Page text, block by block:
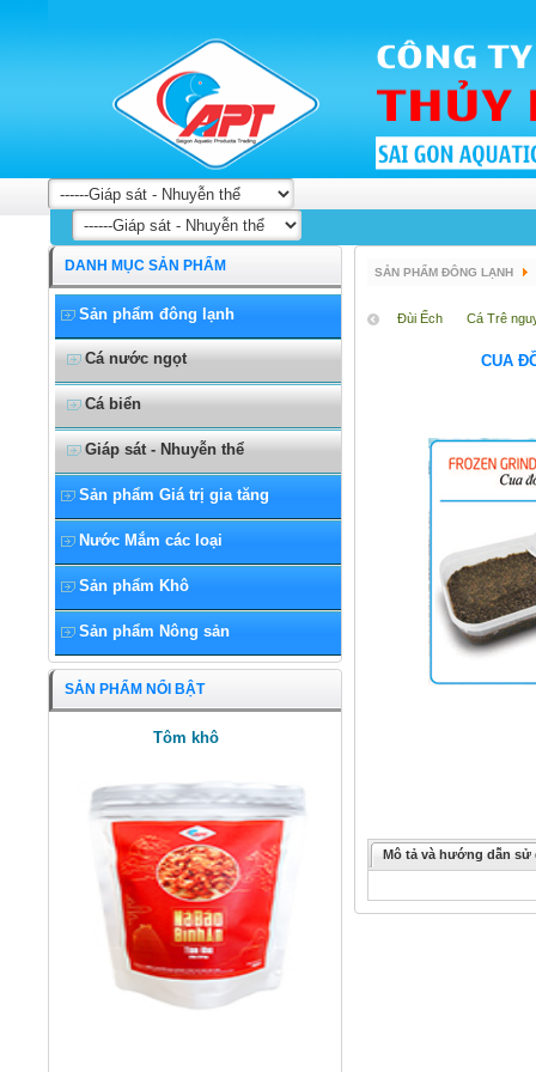
SẢN PHẨM ĐÔNG LẠNH
Đùi Ếch Cá Trê
CUA
Mô tả và hướng dẫn sử
DANH MỤC SẢN PHẨM
Sản phẩm đông lạnh
Cá nước ngọt
Cá biển
Giáp sát - Nhuyễn thể
Sản phẩm Giá trị gia tăng
Nước Mắm các loại
Sản phẩm Khô
Sản phẩm Nông sản
SẢN PHẨM NỔI BẬT
Tôm khô